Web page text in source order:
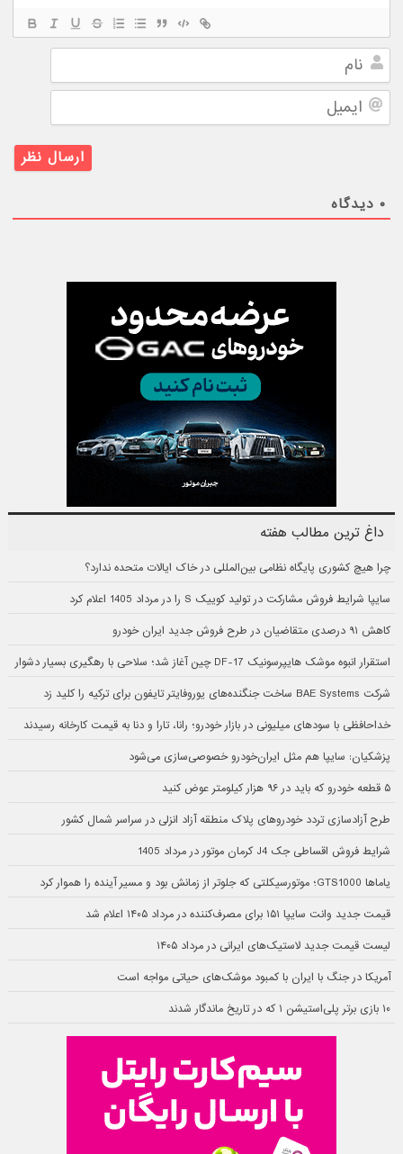
ایمیل
۰ دیدگاه
داغ ترین مطالب هفته
چرا هیچ کشوری پایگاه نظامی بین‌المللی در خاک ایالات متحده ندارد؟
سایپا شرایط فروش مشارکت در تولید کوییک S را در مرداد 1405 اعلام کرد
کاهش ۹۱ درصدی متقاضیان در طرح فروش جدید ایران خودرو
استقرار انبوه موشک هایپرسونیک DF-17 چین آغاز شد؛ سلاحی با رهگیری بسیار دشوار
شرکت BAE Systems ساخت جنگنده‌های یوروفایتر تایفون برای ترکیه را کلید زد
خداحافظی با سودهای میلیونی در بازار خودرو؛ رانا، تارا و دنا به قیمت کارخانه رسیدند
پزشکیان: سایپا هم مثل ایران‌خودرو خصوصی‌سازی می‌شود
۵ قطعه خودرو که باید در ۹۶ هزار کیلومتر عوض کنید
طرح آزادسازی تردد خودروهای پلاک منطقه آزاد انزلی در سراسر شمال کشور
شرایط فروش اقساطی جک J4 کرمان موتور در مرداد 1405
یاماها GTS1000؛ موتورسیکلتی که جلوتر از زمانش بود و مسیر آینده را هموار کرد
قیمت جدید وانت سایپا ۱۵۱ برای مصرف‌کننده در مرداد ۱۴۰۵ اعلام شد
لیست قیمت جدید لاستیک‌های ایرانی در مرداد ۱۴۰۵
آمریکا در جنگ با ایران با کمبود موشک‌های حیاتی مواجه است
۱۰ بازی برتر پلی‌استیشن ۱ که در تاریخ ماندگار شدند